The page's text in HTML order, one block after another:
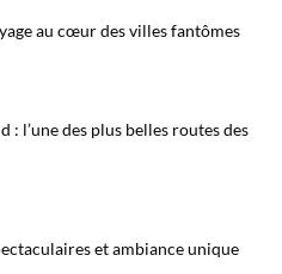
au cœur des villes fantômes
: l’une des plus belles routes des
et ambiance unique